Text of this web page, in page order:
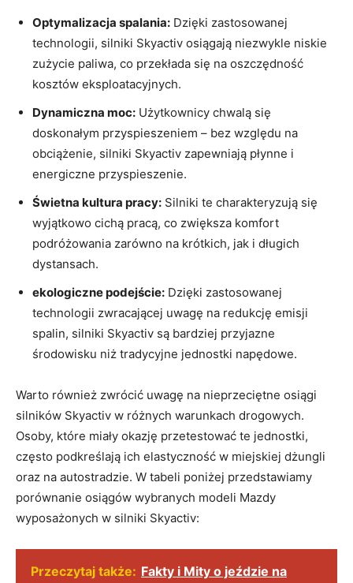
Optymalizacja spalania: Dzięki zastosowanej
‌technologii, silniki Skyactiv osiągają niezwykle⁣ niskie
zużycie paliwa, co przekłada się ‍na oszczędność
kosztów eksploatacyjnych.
Dynamiczna moc: Użytkownicy chwalą się
doskonałym⁤ przyspieszeniem‌ – ‍bez względu na
obciążenie, silniki⁣ Skyactiv zapewniają ‍płynne ⁣i‌
energiczne ⁤przyspieszenie.
Świetna‌ kultura pracy: Silniki te charakteryzują się
wyjątkowo ‍cichą pracą, co zwiększa ​komfort‍
podróżowania ‌zarówno ​na krótkich, jak⁢ i ‍długich
dystansach.
ekologiczne‌ podejście: Dzięki ⁢zastosowanej
technologii zwracającej ‌uwagę na redukcję emisji
spalin, silniki Skyactiv są⁤ bardziej przyjazne
środowisku niż tradycyjne⁤ jednostki napędowe.
Warto również zwrócić⁣ uwagę na nieprzeciętne⁣ osiągi
silników Skyactiv w różnych warunkach ​drogowych.
Osoby, które miały okazję ‍przetestować⁢ te ⁣jednostki,
często podkreślają ich​ elastyczność w miejskiej dżungli
oraz⁢ na ‌autostradzie. W tabeli poniżej ⁢przedstawiamy
porównanie ‍osiągów wybranych modeli Mazdy
wyposażonych w‌ silniki Skyactiv:
Przeczytaj także: Fakty i Mity o jeździe na